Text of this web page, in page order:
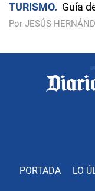
TURISMO Guía
Por JESÚS
PORTADA LO